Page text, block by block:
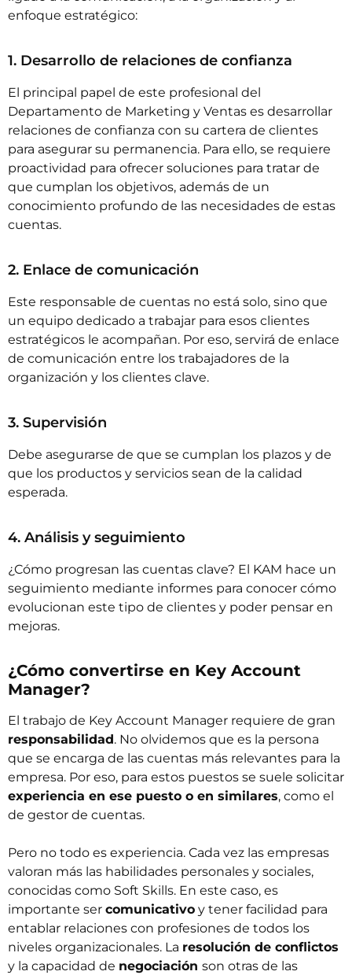
enfoque estratégico:
1. Desarrollo de relaciones de confianza
El principal papel de este profesional del
Departamento de Marketing y Ventas es desarrollar
relaciones de confianza con su cartera de clientes
para asegurar su permanencia. Para ello, se requiere
proactividad para ofrecer soluciones para tratar de
que cumplan los objetivos, además de un
conocimiento profundo de las necesidades de estas
cuentas.
2. Enlace de comunicación
Este responsable de cuentas no está solo, sino que
un equipo dedicado a trabajar para esos clientes
estratégicos le acompañan. Por eso, servirá de enlace
de comunicación entre los trabajadores de la
organización y los clientes clave.
3. Supervisión
Debe asegurarse de que se cumplan los plazos y de
que los productos y servicios sean de la calidad
esperada.
4. Análisis y seguimiento
¿Cómo progresan las cuentas clave? El KAM hace un
seguimiento mediante informes para conocer cómo
evolucionan este tipo de clientes y poder pensar en
mejoras.
¿Cómo convertirse en Key Account
Manager?
El trabajo de Key Account Manager requiere de gran
responsabilidad. No olvidemos que es la persona
que se encarga de las cuentas más relevantes para la
empresa. Por eso, para estos puestos se suele solicitar
experiencia en ese puesto o en similares, como el
de gestor de cuentas.
Pero no todo es experiencia. Cada vez las empresas
valoran más las habilidades personales y sociales,
conocidas como Soft Skills. En este caso, es
importante ser comunicativo y tener facilidad para
entablar relaciones con profesiones de todos los
niveles organizacionales. La resolución de conflictos
y la capacidad de negociación son otras de las